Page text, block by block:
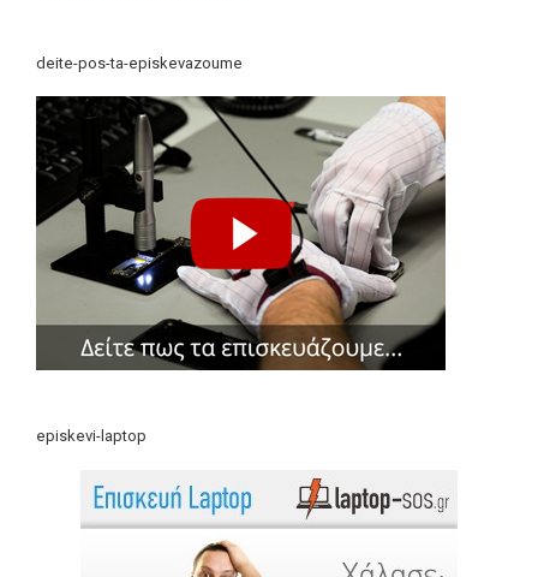
deite-pos-ta-episkevazoume
episkevi-laptop